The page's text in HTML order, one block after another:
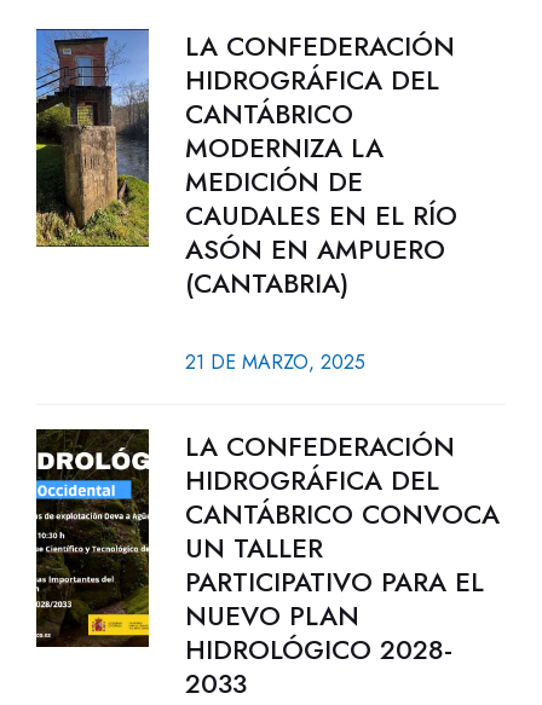
LA CONFEDERACIÓN
HIDROGRÁFICA DEL
CANTÁBRICO
MODERNIZA LA
MEDICIÓN DE
CAUDALES EN EL RÍO
ASÓN EN AMPUERO
(CANTABRIA)
21 DE MARZO, 2025
LA CONFEDERACIÓN
HIDROGRÁFICA DEL
CANTÁBRICO CONVOCA
UN TALLER
PARTICIPATIVO PARA EL
NUEVO PLAN
HIDROLÓGICO 2028-
2033